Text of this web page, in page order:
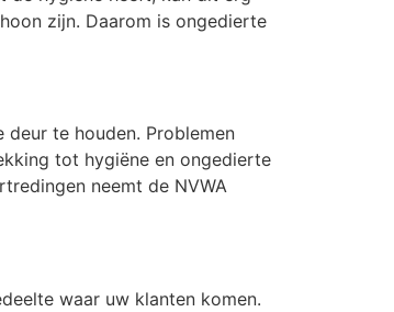
zijn. Daarom is ongedierte
te houden. Problemen
tot hygiëne en ongedierte
neemt de NVWA
waar uw klanten komen.